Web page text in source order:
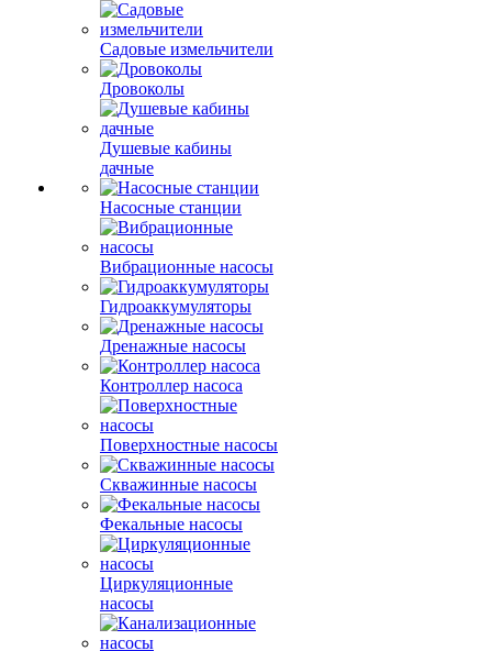
Садовые измельчители
Дровоколы
Душевые кабины
дачные
Насосные станции
Вибрационные насосы
Гидроаккумуляторы
Дренажные насосы
Контроллер насоса
Поверхностные насосы
Скважинные насосы
Фекальные насосы
Циркуляционные
насосы